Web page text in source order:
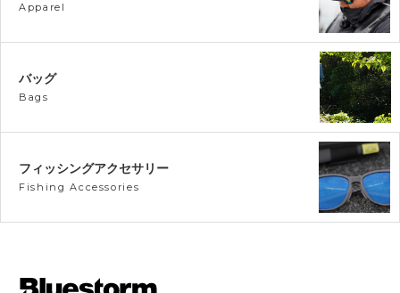
Apparel
バッグ
Bags
フィッシングアクセサリー
Fishing Accessories